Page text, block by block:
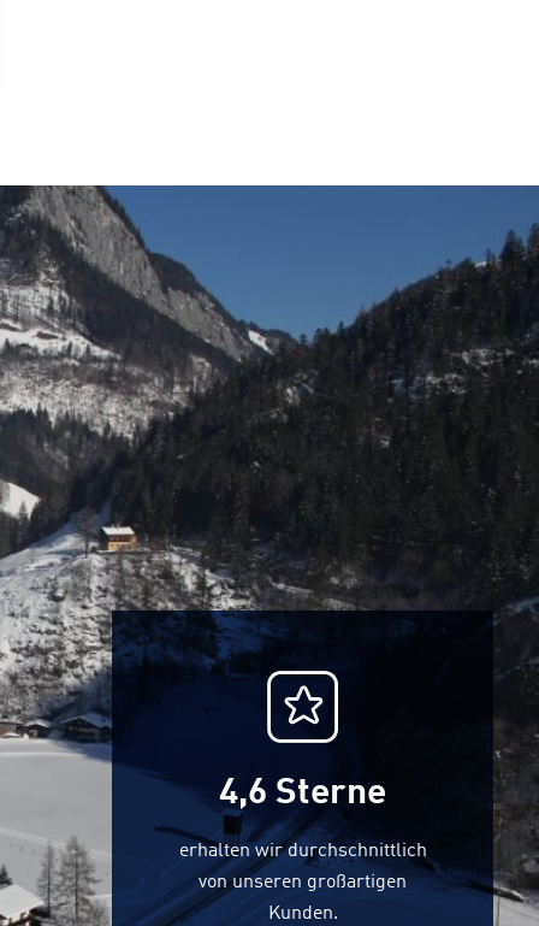
4,6 Sterne
erhalten wir durchschnittlich
von unseren großartigen
Kunden.